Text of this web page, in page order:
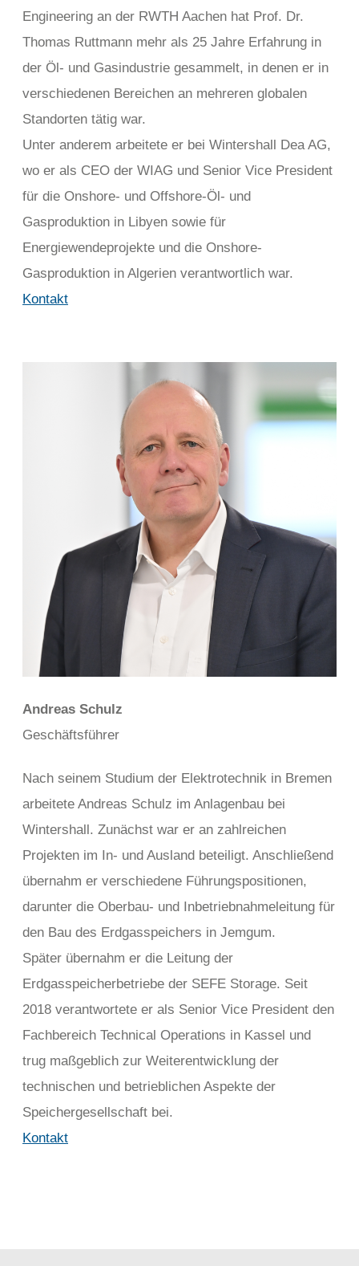
Engineering an der RWTH Aachen hat Prof. Dr.
Thomas Ruttmann mehr als 25 Jahre Erfahrung in
der Öl- und Gasindustrie gesammelt, in denen er in
verschiedenen Bereichen an mehreren globalen
Standorten tätig war.
Unter anderem arbeitete er bei Wintershall Dea AG,
wo er als CEO der WIAG und Senior Vice President
für die Onshore- und Offshore-Öl- und
Gasproduktion in Libyen sowie für
Energiewendeprojekte und die Onshore-
Gasproduktion in Algerien verantwortlich war.
Kontakt
Andreas Schulz
Geschäftsführer
Nach seinem Studium der Elektrotechnik in Bremen
arbeitete Andreas Schulz im Anlagenbau bei
Wintershall. Zunächst war er an zahlreichen
Projekten im In- und Ausland beteiligt. Anschließend
übernahm er verschiedene Führungspositionen,
darunter die Oberbau- und Inbetriebnahmeleitung für
den Bau des Erdgasspeichers in Jemgum.
Später übernahm er die Leitung der
Erdgasspeicherbetriebe der SEFE Storage. Seit
2018 verantwortete er als Senior Vice President den
Fachbereich Technical Operations in Kassel und
trug maßgeblich zur Weiterentwicklung der
technischen und betrieblichen Aspekte der
Speichergesellschaft bei.
Kontakt